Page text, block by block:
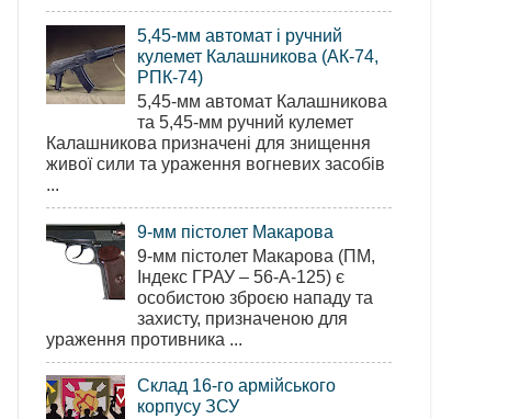
5,45-мм автомат і ручний
кулемет Калашникова (АК-74,
РПК-74)
5,45-мм автомат Калашникова
та 5,45-мм ручний кулемет
Калашникова призначені для знищення
живої сили та ураження вогневих засобів
...
9-мм пістолет Макарова
9-мм пістолет Макарова (ПМ,
Індекс ГРАУ – 56-А-125) є
особистою зброєю нападу та
захисту, призначеною для
ураження противника ...
Склад 16-го армійського
корпусу ЗСУ